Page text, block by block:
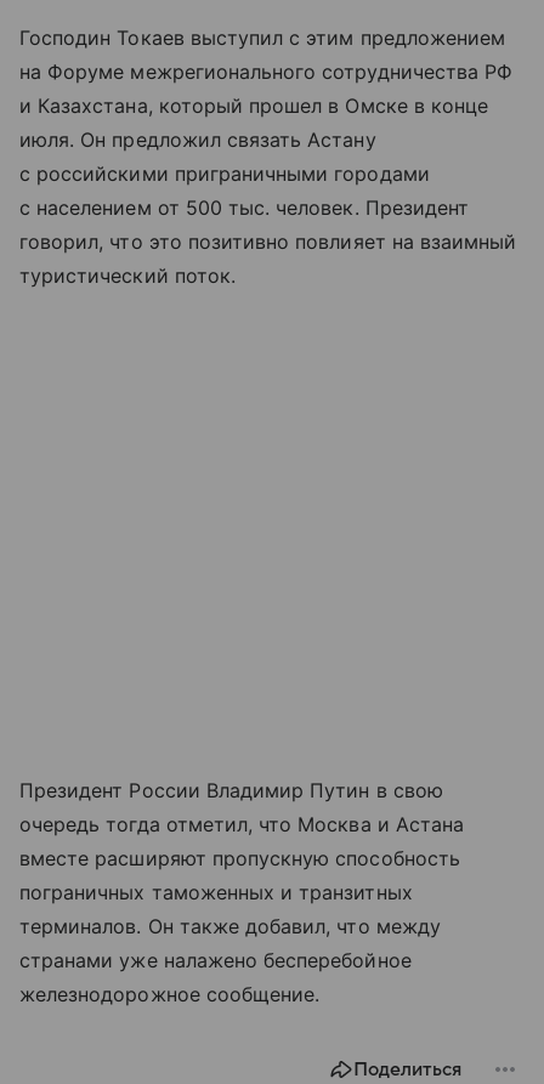
Господин Токаев выступил с этим предложением
на Форуме межрегионального сотрудничества РФ
и Казахстана, который прошел в Омске в конце
июля. Он предложил связать Астану
с российскими приграничными городами
с населением от 500 тыс. человек. Президент
говорил, что это позитивно повлияет на взаимный
туристический поток.
Президент России Владимир Путин в свою
очередь тогда отметил, что Москва и Астана
вместе расширяют пропускную способность
пограничных таможенных и транзитных
терминалов. Он также добавил, что между
странами уже налажено бесперебойное
железнодорожное сообщение.
Поделиться